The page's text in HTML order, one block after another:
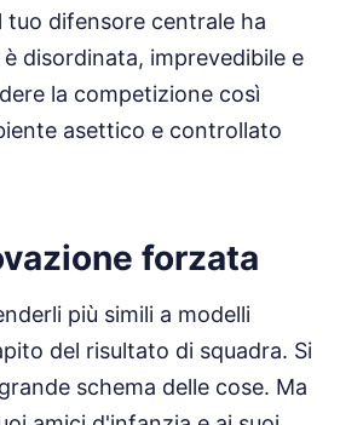
tuo difensore centrale ha
disordinata, imprevedibile e
la competizione così
asettico e controllato
forzata
più simili a modelli
del risultato di squadra. Si
schema delle cose. Ma